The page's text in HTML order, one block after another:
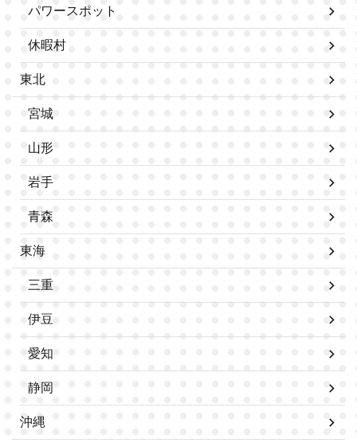
パワースポット
休暇村
東北
宮城
山形
岩手
青森
東海
三重
伊豆
愛知
静岡
沖縄